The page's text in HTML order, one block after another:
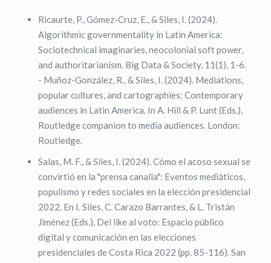
Ricaurte, P., Gómez-Cruz, E., & Siles, I. (2024).
Algorithmic governmentality in Latin America:
Sociotechnical imaginaries, neocolonial soft power,
and authoritarianism. Big Data & Society, 11(1), 1-6.
- Muñoz-González, R., & Siles, I. (2024). Mediations,
popular cultures, and cartographies: Contemporary
audiences in Latin America. In A. Hill & P. Lunt (Eds.),
Routledge companion to media audiences. London:
Routledge.
Salas, M. F., & Siles, I. (2024). Cómo el acoso sexual se
convirtió en la "prensa canalla": Eventos mediáticos,
populismo y redes sociales en la elección presidencial
2022. En I. Siles, C. Carazo Barrantes, & L. Tristán
Jiménez (Eds.), Del like al voto: Espacio público
digital y comunicación en las elecciones
presidenciales de Costa Rica 2022 (pp. 85-116). San